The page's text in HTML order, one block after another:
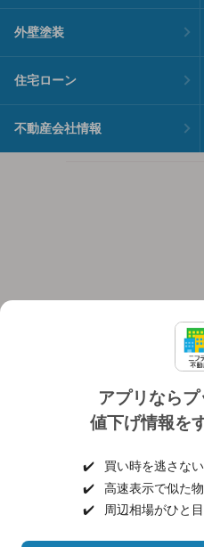
アプリなら
値下げ情報を
✔️
買い時を逃さな
✔️
高速表示で似た
✔️
周辺相場がひと
外壁塗装
住宅ローン
不動産会社情報
個人情報保護ポリ
ヘルプ・お問い合